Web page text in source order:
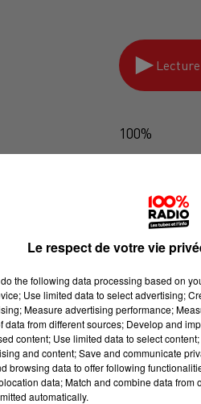
100%
Le respect de votre vie
do the following data processing based on
Use limited data to select advertising;
Measure advertising performance;
data from different sources; Develop and
content; Use limited data to select
and content; Save and communicate
browsing data to offer following
data; Match and combine data
automatically.